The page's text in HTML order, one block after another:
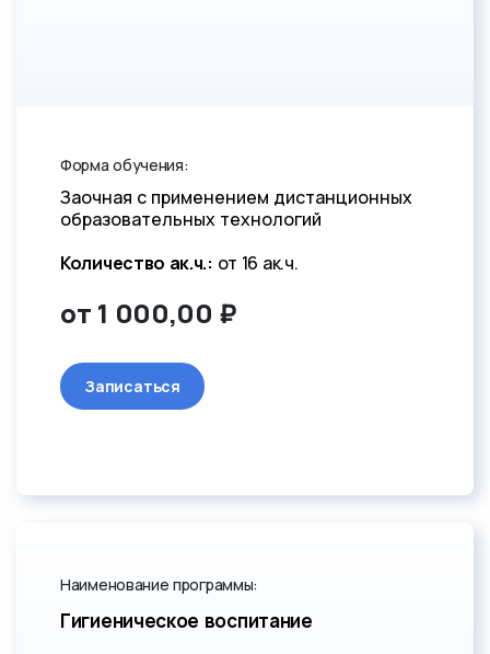
Форма обучения:
Заочная с применением дистанционных
образовательных технологий
Количество ак.ч.: от 16 ак.ч.
от 1 000,00 ₽
Записаться
Наименование программы:
Гигиеническое воспитание